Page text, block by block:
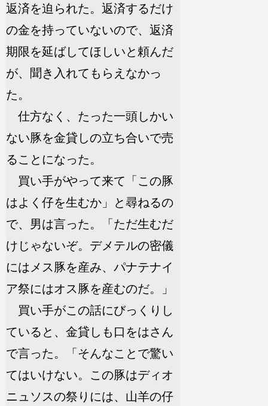
返済を迫られた。返済するだけ
の金を持っていないので、返済
期限を延ばしてほしいと頼んだ
が、聞き入れてもらえなかっ
た。
仕方なく、たった一頭しかい
ない豚を金貸しの立ち合いで売
ることになった。
買い手がやって来て「この豚
はよく仔を生むか」と尋ねるの
で、男は言った。「ただ生むだ
けじゃないぞ。デメテルの密儀
にはメス豚を産み、パナテナイ
ア祭にはオス豚を産むのだ。」
買い手がこの話にびっくりし
ていると、金貸しも口をはさん
で言った。「そんなことで驚い
てはいけない。この豚はディオ
ニュソスの祭りには、山羊の仔